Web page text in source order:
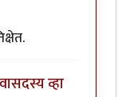
सदस्य व्हा